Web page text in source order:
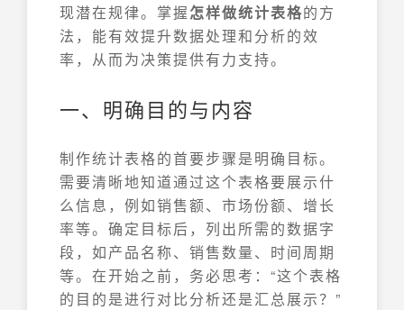
现潜在规律。掌握怎样做统计表格的方
法，能有效提升数据处理和分析的效
率，从而为决策提供有力支持。
一、明确目的与内容
制作统计表格的首要步骤是明确目标。
需要清晰地知道通过这个表格要展示什
么信息，例如销售额、市场份额、增长
率等。确定目标后，列出所需的数据字
段，如产品名称、销售数量、时间周期
等。在开始之前，务必思考：“这个表格
的目的是进行对比分析还是汇总展示？”